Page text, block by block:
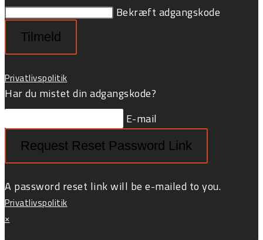
Bekræft adgangskode
Tilmeld
Privatlivspolitik
Har du mistet din adgangskode?
E-mail
Request Reset Password Link
A password reset link will be e-mailed to you.
Privatlivspolitik
×